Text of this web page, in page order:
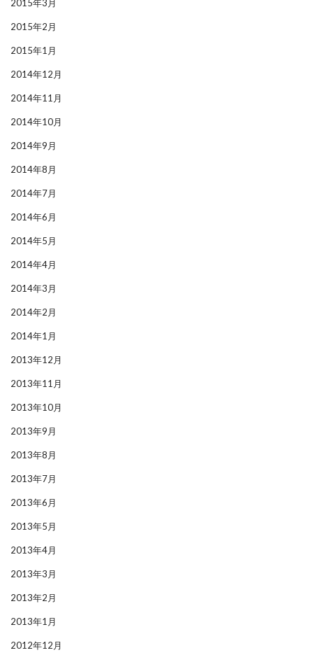
2015年3月
2015年2月
2015年1月
2014年12月
2014年11月
2014年10月
2014年9月
2014年8月
2014年7月
2014年6月
2014年5月
2014年4月
2014年3月
2014年2月
2014年1月
2013年12月
2013年11月
2013年10月
2013年9月
2013年8月
2013年7月
2013年6月
2013年5月
2013年4月
2013年3月
2013年2月
2013年1月
2012年12月